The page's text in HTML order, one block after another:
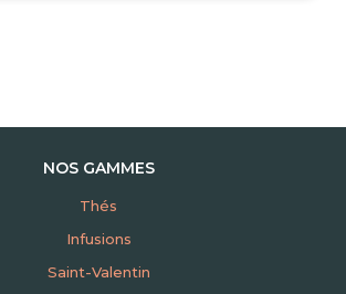
NOS GAMMES
Thés
Infusions
Saint-Valentin